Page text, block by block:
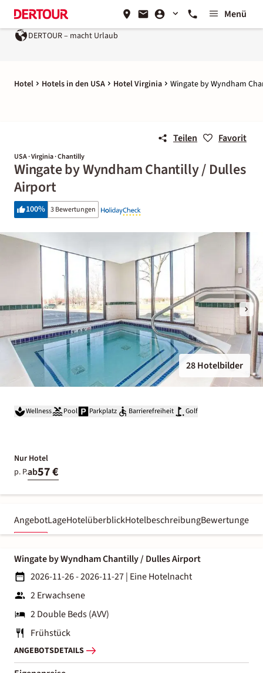
Menü
DERTOUR – macht Urlaub
Hotel Hotels in den USA Hotel Virginia Wingate by Wyndham
Teilen Favorit
USA · Virginia · Chantilly
Wingate by Wyndham Chantilly / Dulles
Airport
100% 3 Bewertungen
28 Hotelbilder
Wellness Pool Parkplatz Barrierefreiheit Golf
Nur Hotel
p. P.ab57 €
AngebotLageHotelüberblickHotelbeschreibungBewertungen
Wingate by Wyndham Chantilly / Dulles Airport
2026-11-26 - 2026-11-27| Eine Hotelnacht
2 Erwachsene
2 Double Beds (AVV)
Frühstück
ANGEBOTSDETAILS